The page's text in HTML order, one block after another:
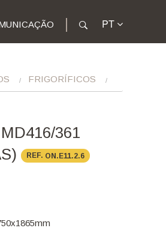
PT
FRIGORÍFICOS
361
REF. ON.E11.2.6